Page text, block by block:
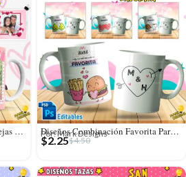
Diseños Iniciales con Foto Parejas para Tazas Diseños Combinación Favorita Parejas Tazas Editables
Por: Mark Designs
$4.50
$2.25